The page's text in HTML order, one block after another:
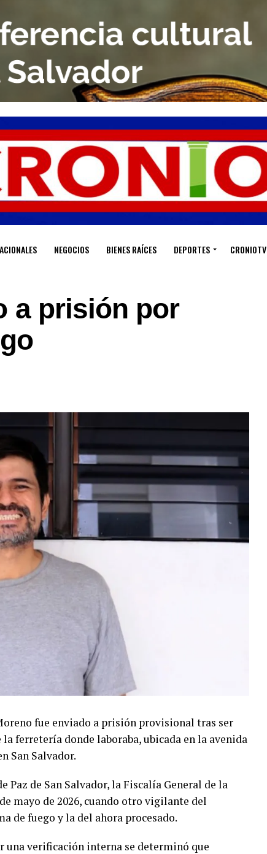
NEGOCIOS BIENES RAÍCES DEPORTES CRONIOTV
a prisión por
fue enviado a prisión provisional tras ser
ferretería donde laboraba, ubicada en la avenida
San Salvador.
Paz de San Salvador, la Fiscalía General de la
mayo de 2026, cuando otro vigilante del
de fuego y la del ahora procesado.
una verificación interna se determinó que